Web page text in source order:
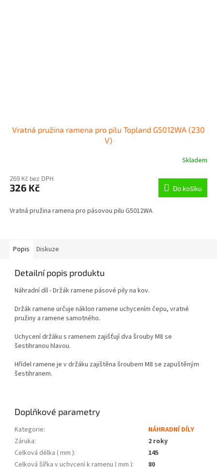
Vratná pružina ramena pro pilu Topland G5012WA (230
V)
Skladem
269 Kč bez DPH
326 Kč Do košíku
Vratná pružina ramena pro pásovou pilu G5012WA
Popis Diskuze
Detailní popis produktu
Náhradní díl - Držák ramene pásové pily na kov.
Držák ramene určuje náklon ramene uchycením čepu, vratné
pružiny a ramene samotného.
Uchycení držáku s ramenem zajišťují dva šrouby M8 se
šestihranou hlavou.
Hřídel ramene je v držáku zajištěna šroubem M8 se zapuštěným
šestihranem.
Doplňkové parametry
Kategorie:
NÁHRADNÍ DÍLY
Záruka:
2 roky
Celková délka ( mm ):
145
Celková šířka v uchycení k ramenu ( mm ):
80